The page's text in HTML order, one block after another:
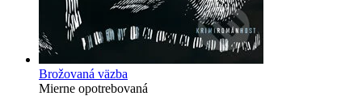
Brožovaná väzba
Mierne opotrebovaná